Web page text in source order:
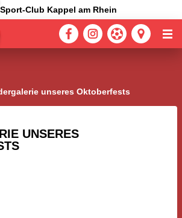
Sport-Club Kappel am Rhein
unseres Oktoberfests
UNSERES